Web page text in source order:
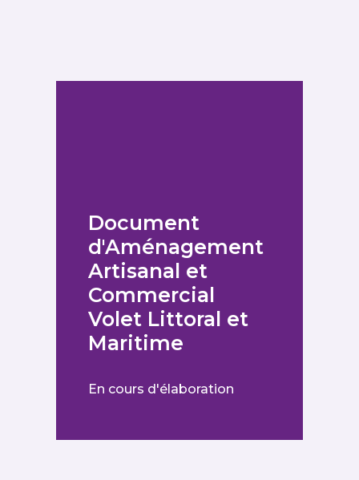
Document
d'Aménagement
Artisanal et
Commercial
Volet Littoral et
Maritime
En cours d'élaboration